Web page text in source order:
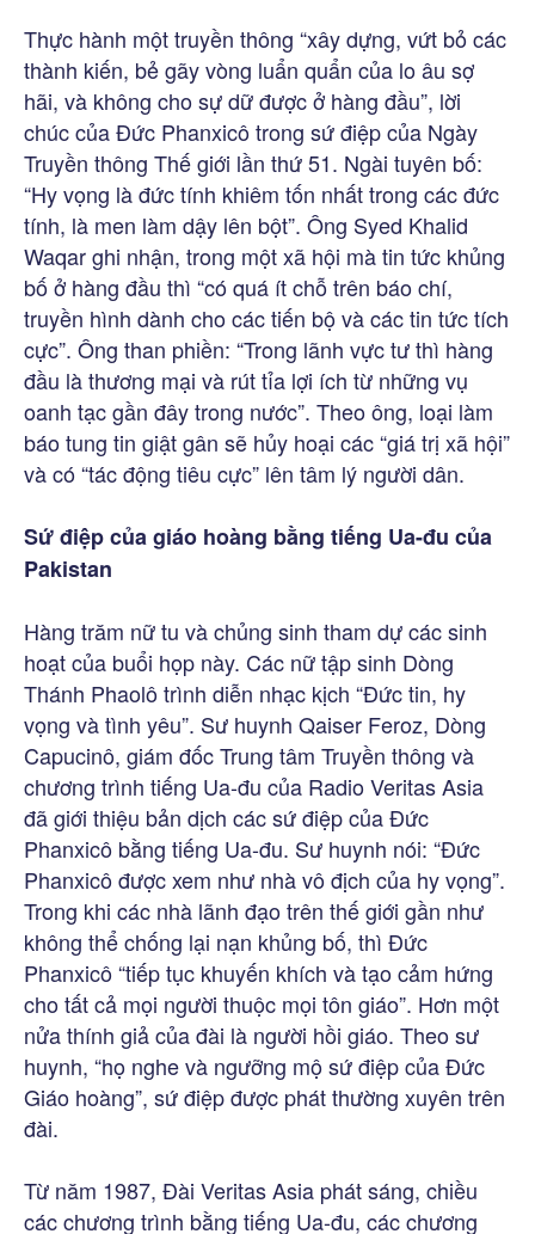
Thực hành một truyền thông “xây dựng, vứt bỏ các
thành kiến, bẻ gãy vòng luẩn quẩn của lo âu sợ
hãi, và không cho sự dữ được ở hàng đầu”, lời
chúc của Đức Phanxicô trong sứ điệp của Ngày
Truyền thông Thế giới lần thứ 51. Ngài tuyên bố:
“Hy vọng là đức tính khiêm tốn nhất trong các đức
tính, là men làm dậy lên bột”. Ông Syed Khalid
Waqar ghi nhận, trong một xã hội mà tin tức khủng
bố ở hàng đầu thì “có quá ít chỗ trên báo chí,
truyền hình dành cho các tiến bộ và các tin tức tích
cực”. Ông than phiền: “Trong lãnh vực tư thì hàng
đầu là thương mại và rút tỉa lợi ích từ những vụ
oanh tạc gần đây trong nước”. Theo ông, loại làm
báo tung tin giật gân sẽ hủy hoại các “giá trị xã hội”
và có “tác động tiêu cực” lên tâm lý người dân.
Sứ điệp của giáo hoàng bằng tiếng Ua-đu của
Pakistan
Hàng trăm nữ tu và chủng sinh tham dự các sinh
hoạt của buổi họp này. Các nữ tập sinh Dòng
Thánh Phaolô trình diễn nhạc kịch “Đức tin, hy
vọng và tình yêu”. Sư huynh Qaiser Feroz, Dòng
Capucinô, giám đốc Trung tâm Truyền thông và
chương trình tiếng Ua-đu của Radio Veritas Asia
đã giới thiệu bản dịch các sứ điệp của Đức
Phanxicô bằng tiếng Ua-đu. Sư huynh nói: “Đức
Phanxicô được xem như nhà vô địch của hy vọng”.
Trong khi các nhà lãnh đạo trên thế giới gần như
không thể chống lại nạn khủng bố, thì Đức
Phanxicô “tiếp tục khuyến khích và tạo cảm hứng
cho tất cả mọi người thuộc mọi tôn giáo”. Hơn một
nửa thính giả của đài là người hồi giáo. Theo sư
huynh, “họ nghe và ngưỡng mộ sứ điệp của Đức
Giáo hoàng”, sứ điệp được phát thường xuyên trên
đài.
Từ năm 1987, Đài Veritas Asia phát sáng, chiều
các chương trình bằng tiếng Ua-đu, các chương